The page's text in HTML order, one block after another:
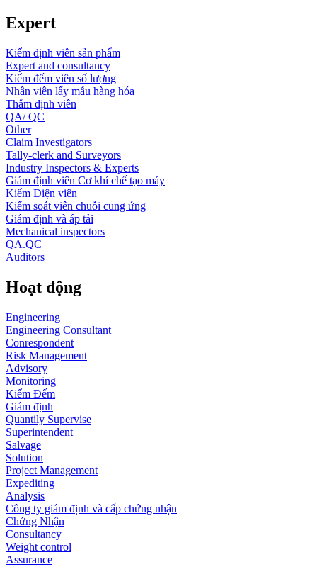
Expert
Kiểm định viên sản phẩm
Expert and consultancy
Kiểm đếm viên số lượng
Nhân viên lấy mẫu hàng hóa
Thẩm định viên
QA/ QC
Other
Claim Investigators
Tally-clerk and Surveyors
Industry Inspectors & Experts
Giám định viên Cơ khí chế tạo máy
Kiểm Điện viên
Kiểm soát viên chuỗi cung ứng
Giám định và áp tải
Mechanical inspectors
QA.QC
Auditors
Hoạt động
Engineering
Engineering Consultant
Conrespondent
Risk Management
Advisory
Monitoring
Kiểm Đếm
Giám định
Quantily Supervise
Superintendent
Salvage
Solution
Project Management
Expediting
Analysis
Công ty giám định và cấp chứng nhận
Chứng Nhận
Consultancy
Weight control
Assurance